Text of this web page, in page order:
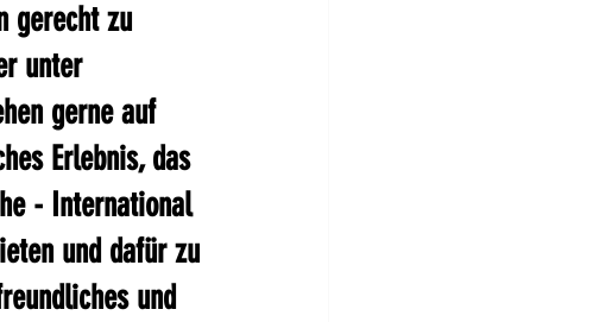
gerecht zu
unter
gerne auf
Erlebnis, das
- International
und dafür zu
und